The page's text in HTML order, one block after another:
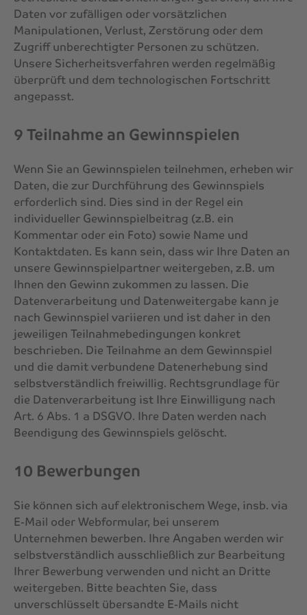
Daten vor zufälligen oder vorsätzlichen
Manipulationen, Verlust, Zerstörung oder dem
Zugriff unberechtigter Personen zu schützen.
Unsere Sicherheitsverfahren werden regelmäßig
überprüft und dem technologischen Fortschritt
angepasst.
9 Teilnahme an Gewinnspielen
Wenn Sie an Gewinnspielen teilnehmen, erheben wir
Daten, die zur Durchführung des Gewinnspiels
erforderlich sind. Dies sind in der Regel ein
individueller Gewinnspielbeitrag (z.B. ein
Kommentar oder ein Foto) sowie Name und
Kontaktdaten. Es kann sein, dass wir Ihre Daten an
unsere Gewinnspielpartner weitergeben, z.B. um
Ihnen den Gewinn zukommen zu lassen. Die
Datenverarbeitung und Datenweitergabe kann je
nach Gewinnspiel variieren und ist daher in den
jeweiligen Teilnahmebedingungen konkret
beschrieben. Die Teilnahme an dem Gewinnspiel
und die damit verbundene Datenerhebung sind
selbstverständlich freiwillig. Rechtsgrundlage für
die Datenverarbeitung ist Ihre Einwilligung nach
Art. 6 Abs. 1 a DSGVO. Ihre Daten werden nach
Beendigung des Gewinnspiels gelöscht.
10 Bewerbungen
Sie können sich auf elektronischem Wege, insb. via
E-Mail oder Webformular, bei unserem
Unternehmen bewerben. Ihre Angaben werden wir
selbstverständlich ausschließlich zur Bearbeitung
Ihrer Bewerbung verwenden und nicht an Dritte
weitergeben. Bitte beachten Sie, dass
unverschlüsselt übersandte E-Mails nicht